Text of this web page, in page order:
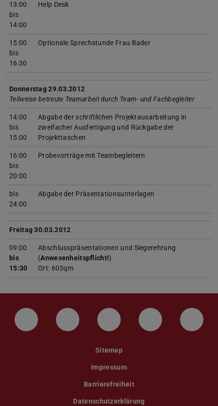
13:00
bis
14:00
Help Desk
15:00
bis
16:30
Optionale Sprechstunde Frau Bader
Donnerstag 29.03.2012
Teilweise betreute Teamarbeit durch Team- und Fachbegleiter
14:00
bis
15:00
Abgabe derschriftlichen Projektausarbeitung in
zweifacher Ausfertigung und Rückgabe der
Projekttaschen
16:00
bis
20:00
Probevorträge mit Teambegleitern
bis
24:00
Abgabe der Präsentationsunterlagen
Freitag 30.03.2012
09:00
bis
15:30
Abschlusspräsentationen und Siegerehrung
(Anwesenheitspflicht!)
Ort: 603qm
LinkedIn-Seite der TU Darmstadt
Instagram-Kanal der TU
Bluesky-Kanal der TU
Facebook-
Sitemap
Impressum
Barrierefreiheit
Datenschutzerklärung